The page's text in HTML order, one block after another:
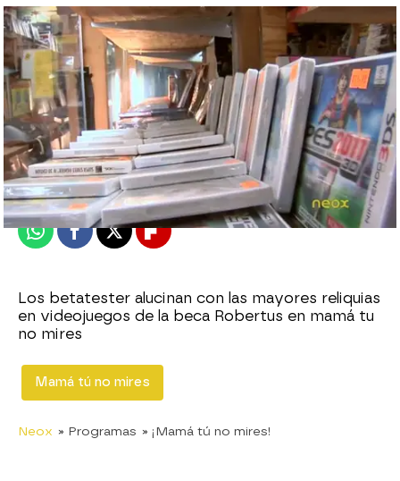
neox
Publicado:02 de octubre de 2011, 19:19
WhatsappFacebook
X Flipboard
Los betatester alucinan con las mayores reliquias
en videojuegos de la beca Robertus en mamá tu
no mires
Mamá tú no mires
Neox » Programas » ¡Mamá tú no mires!